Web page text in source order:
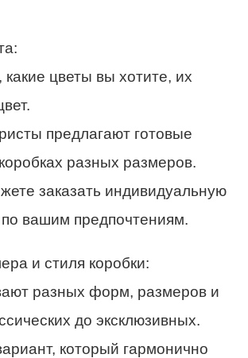
цветы вы хотите, их
предлагают готовые
разных размеров.
заказать индивидуальную
по вашим предпочтениям.
и стиля коробки:
разных форм, размеров и
до эксклюзивных.
который гармонично